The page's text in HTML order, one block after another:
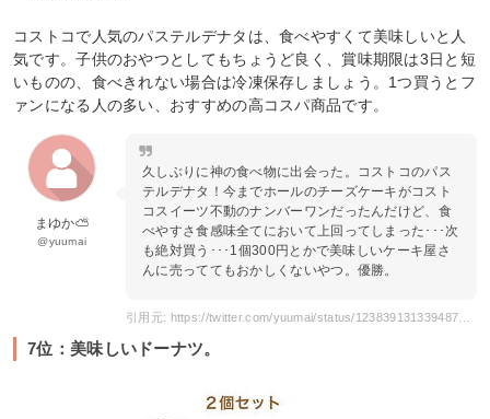
コストコで人気のパステルデナタは、食べやすくて美味しいと人
気です。子供のおやつとしてもちょうど良く、賞味期限は3日と短
いものの、食べきれない場合は冷凍保存しましょう。1つ買うとフ
ァンになる人の多い、おすすめの高コスパ商品です。
まゆか⛅
@yuumai
久しぶりに神の食べ物に出会った。コストコのパス
テルデナタ！今までホールのチーズケーキがコスト
コスイーツ不動のナンバーワンだったんだけど、食
べやすさ食感味全てにおいて上回ってしまった･･･次
も絶対買う･･･1個300円とかで美味しいケーキ屋さ
んに売っててもおかしくないやつ。優勝。
7位：美味しいドーナツ。